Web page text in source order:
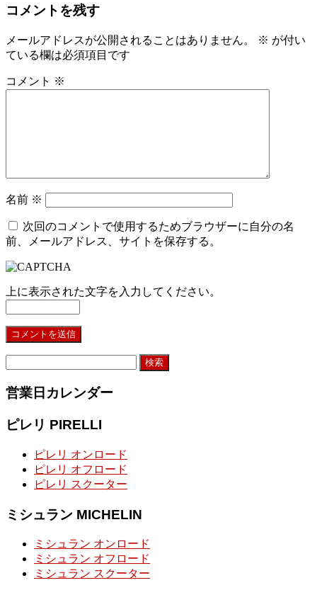
で
開
ま
す)
コメントを残す
メールアドレスが公開されることはありません。 ※ が付い
ている欄は必須項目です
コメント ※
名前 ※
次回のコメントで使用するためブラウザーに自分の名
前、メールアドレス、サイトを保存する。
上に表示された文字を入力してください。
営業日カレンダー
ピレリ PIRELLI
ピレリ オンロード
ピレリ オフロード
ピレリ スクーター
ミシュラン MICHELIN
ミシュラン オンロード
ミシュラン オフロード
ミシュラン スクーター